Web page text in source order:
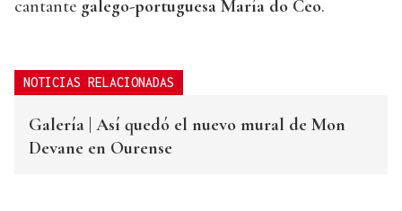
cantante galego-portuguesa María do Ceo.
NOTICIAS RELACIONADAS
Galería | Así quedó el nuevo mural de Mon
Devane en Ourense